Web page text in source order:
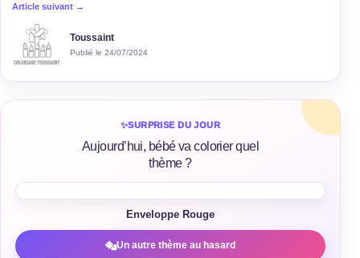
Article suivant →
Toussaint
Publié le 24/07/2024
✨SURPRISE DU JOUR
Aujourd’hui, bébé va colorier quel
thème ?
Enveloppe Rouge
Un autre thème au hasard